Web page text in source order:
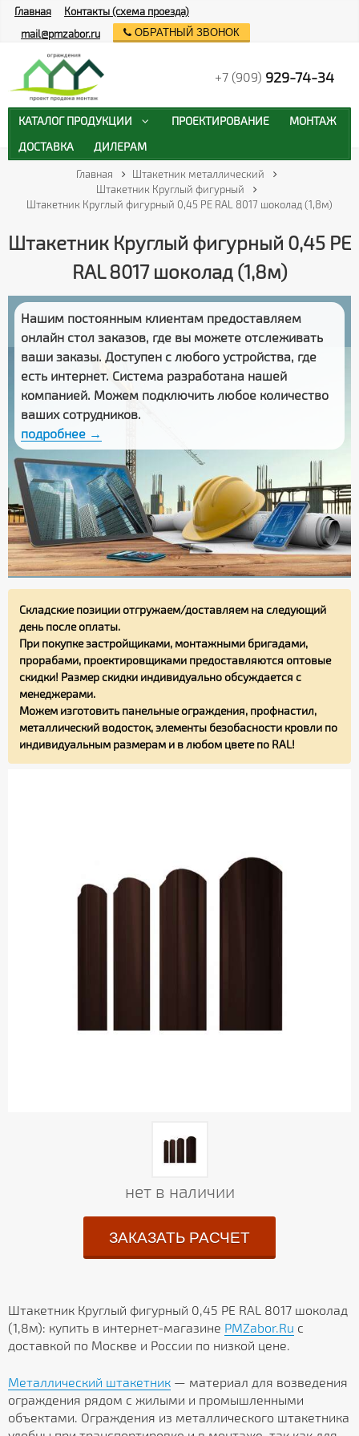
Главная
Штакетник металлический
Штакетник Круглый фигурный
Штакетник Круглый фигурный 0,45 PE RAL 8017 шоколад (1,8м)
Штакетник Круглый фигурный 0,45 PE
RAL 8017 шоколад (1,8м)
Нашим постоянным клиентам предоставляем
онлайн стол заказов, где вы можете отслеживать
ваши заказы. Доступен с любого устройства, где
есть интернет. Система разработана нашей
компанией. Можем подключить любое количество
ваших сотрудников.
подробнее →
Складские позиции отгружаем/доставляем на следующий
день после оплаты.
При покупке застройщиками, монтажными бригадами,
прорабами, проектировщиками предоставляются оптовые
скидки! Размер скидки индивидуально обсуждается с
менеджерами.
Можем изготовить панельные ограждения, профнастил,
металлический водосток, элементы безобасности кровли по
индивидуальным размерам и в любом цвете по RAL!
нет в наличии
ЗАКАЗАТЬ РАСЧЕТ
Штакетник Круглый фигурный 0,45 PE RAL 8017 шоколад
(1,8м): купить в интернет-магазине PMZabor.Ru с
доставкой по Москве и России по низкой цене.
Металлический штакетник — материал для возведения
ограждения рядом с жилыми и промышленными
объектами. Ограждения из металлического штакетника
Главная
Контакты (схема проезда)
mail@pmzabor.ru
ОБРАТНЫЙ ЗВОНОК
+7 (909) 929-74-34
КАТАЛОГ ПРОДУКЦИИ ПРОЕКТИРОВАНИЕ
МОНТАЖ
ДОСТАВКА
ДИЛЕРАМ